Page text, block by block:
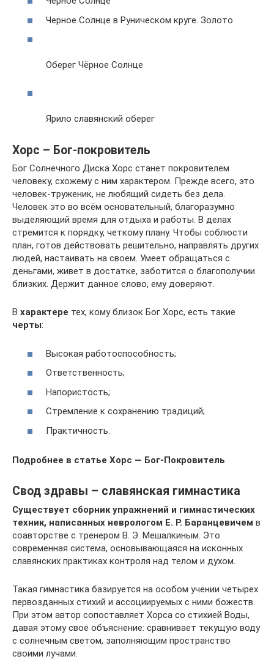
Черное Солнце в Руническом круге. Золото
Оберег Чёрное Солнце
Ярило славянский оберег
Хорс – Бог-покровитель
Бог Солнечного Диска Хорс станет покровителем
человеку, схожему с ним характером. Прежде всего, это
человек-труженик, не любящий сидеть без дела.
Человек это во всём основательный, благоразумно
выделяющий время для отдыха и работы. В делах
стремится к порядку, четкому плану. Чтобы соблюсти
план, готов действовать решительно, направлять других
людей, настаивать на своем. Умеет обращаться с
деньгами, живет в достатке, заботится о благополучии
близких. Держит данное слово, ему доверяют.
В характере тех, кому близок Бог Хорс, есть такие
черты:
Высокая работоспособность;
Ответственность;
Напористость;
Стремление к сохранению традиций;
Практичность.
Подробнее в статье Хорс — Бог-Покровитель
Свод здравы – славянская гимнастика
Существует сборник упражнений и гимнастических
техник, написанных неврологом Е. Р. Баранцевичем в
соавторстве с тренером В. Э. Мешалкиным. Это
современная система, основывающаяся на исконных
славянских практиках контроля над телом и духом.
Такая гимнастика базируется на особом учении четырех
первозданных стихий и ассоциируемых с ними божеств.
При этом автор сопоставляет Хорса со стихией Воды,
давая этому свое объяснение: сравнивает текущую воду
с солнечным светом, заполняющим пространство
своими лучами.